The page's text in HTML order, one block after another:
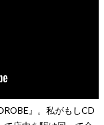
』。私がもしCD